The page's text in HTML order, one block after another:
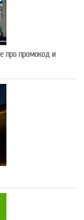
про промокод и